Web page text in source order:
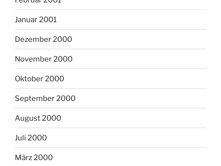
Januar 2001
Dezember 2000
November 2000
Oktober 2000
September 2000
August 2000
Juli 2000
März 2000